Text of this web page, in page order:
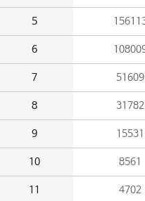
5
6
7 51609
8 31782
9 15531
10 8561
11 4702